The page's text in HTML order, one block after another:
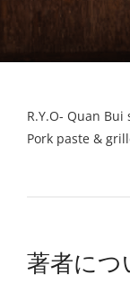
R.Y.O- Quan
Pork paste &
著者につ